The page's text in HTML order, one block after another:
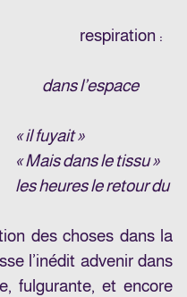
:
»
le tissu »
retour du
des choses dans la
l’inédit advenir dans
fulgurante, et encore